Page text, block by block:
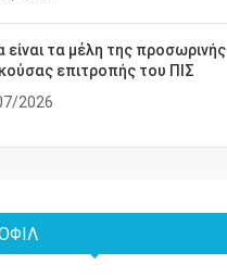
είναι τα μέλη της προσωρινής
επιτροπής του ΠΙΣ
2026